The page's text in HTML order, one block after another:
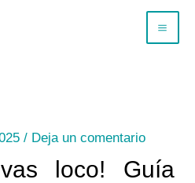
/ Deja un comentario
loco! Guía